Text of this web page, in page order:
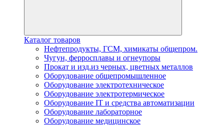
Каталог товаров
Нефтепродукты, ГСМ, химикаты общепром.
Чугун, ферросплавы и огнеупоры
Прокат и изд.из черных, цветных металлов
Оборудование общепромышленное
Оборудование электротехническое
Оборудование электротермическое
Оборудование IT и средства автоматизации
Оборудование лабораторное
Оборудование медицинское